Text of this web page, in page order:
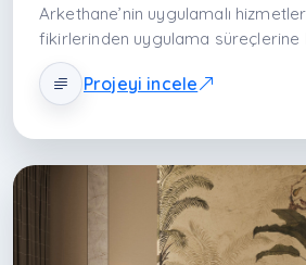
Arkethane’nin uygulamalı
fikirlerinden uygulama süreçlerine
aşamaları kapsayan bir
yerleşim, ergonomi, malzeme
estetik ve yaşam kalitesiyle
Projeyi incele